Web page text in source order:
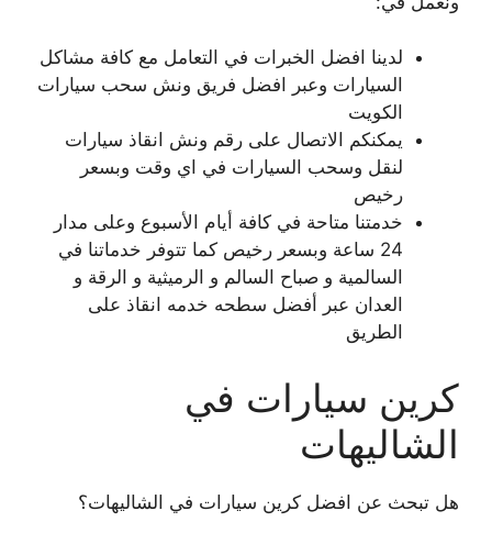
لدينا افضل الخبرات في التعامل مع كافة مشاكل
السيارات وعبر افضل فريق ونش سحب سيارات
الكويت
يمكنكم الاتصال على رقم ونش انقاذ سيارات
لنقل وسحب السيارات في اي وقت وبسعر
رخيص
خدمتنا متاحة في كافة أيام الأسبوع وعلى مدار
24 ساعة وبسعر رخيص كما تتوفر خدماتنا في
السالمية و صباح السالم و الرميثية و الرقة و
العدان عبر أفضل سطحه خدمه انقاذ على
الطريق
كرين سيارات في
الشاليهات
هل تبحث عن افضل كرين سيارات في الشاليهات؟